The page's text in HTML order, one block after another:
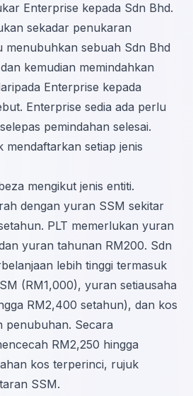
Enterprise kepada Sdn Bhd.
sekadar penukaran
menubuhkan sebuah Sdn Bhd
kemudian memindahkan
Enterprise kepada
Enterprise sedia ada perlu
pemindahan selesai.
setiap jenis
mengikut jenis entiti.
dengan yuran SSM sekitar
PLT memerlukan yuran
yuran tahunan RM200. Sdn
lebih tinggi termasuk
(RM1,000), yuran setiausaha
RM2,400 setahun), dan kos
penubuhan. Secara
RM2,250 hingga
kos terperinci, rujuk
SSM.